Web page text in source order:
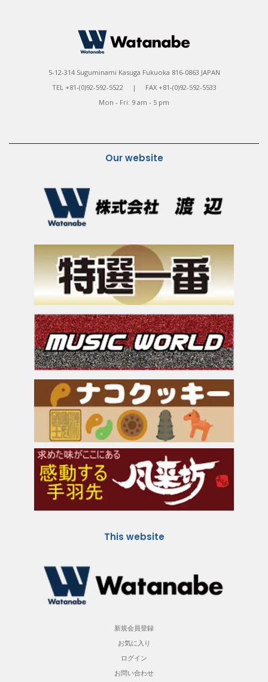
5-12-314 Suguminami Kasuga Fukuoka 816-0863 JAPAN
TEL +81-(0)92-592-5522 | FAX +81-(0)92-592-5533
Mon - Fri: 9 am - 5 pm
Our website
This website
新規会員登録
お気に入り
ログイン
お問い合わせ